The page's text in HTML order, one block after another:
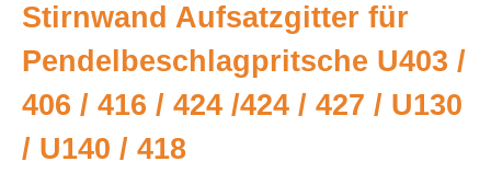
Stirnwand Aufsatzgitter für
Pendelbeschlagpritsche U403 /
406 / 416 / 424 /424 / 427 / U130
/ U140 / 418